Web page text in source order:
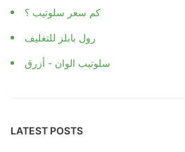
كم سعر سلوتيب ؟
رول بابلز للتغليف
سلوتيب الوان - أزرق
LATEST POSTS